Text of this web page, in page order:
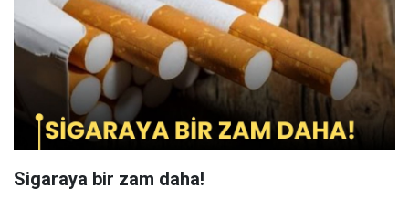
Sigaraya bir zam daha!